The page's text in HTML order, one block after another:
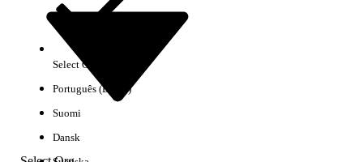
Результаты отсутствуют
Проверьте орфографию ключевых слов.
Select Org
Português (Brasil)
Suomi
Dansk